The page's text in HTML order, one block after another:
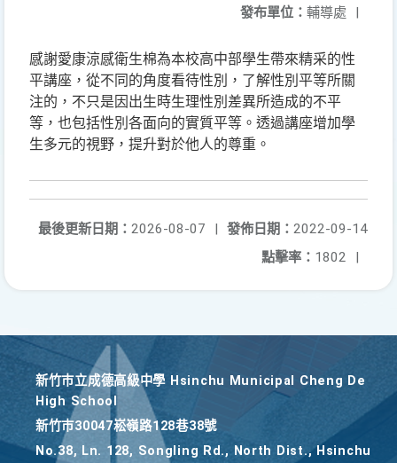
發布單位： 輔導處 |
感謝愛康涼感衛生棉為本校高中部學生帶來精采的性
平講座，從不同的角度看待性別，了解性別平等所關
注的，不只是因出生時生理性別差異所造成的不平
等，也包括性別各面向的實質平等。透過講座增加學
生多元的視野，提升對於他人的尊重。
發佈日期： 2022-09-14
最後更新日期： 2026-08-07
|
點擊率： 1802 |
新竹巿立成德高級中學 Hsinchu Municipal Cheng De
High School
新竹巿30047崧嶺路128巷38號
No.38, Ln. 128, Songling Rd., North Dist., Hsinchu